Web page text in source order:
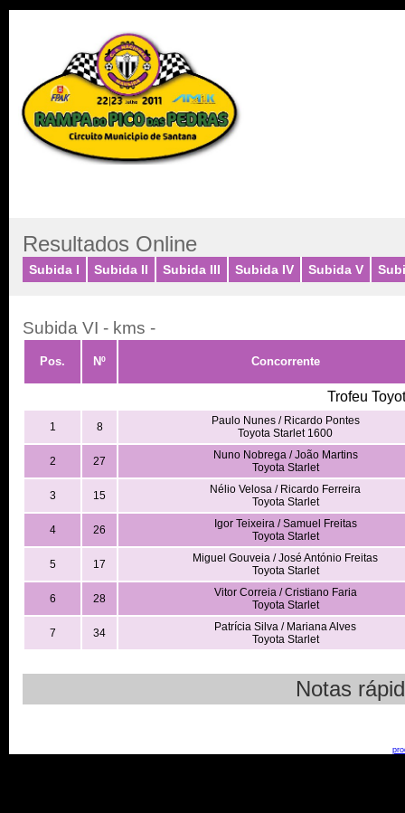
Resultados Online
Subida I Subida II Subida III Subida IV Subida V
Subida VI - kms -
Pos. Nº Concorrente
Trofeu
1 8
Paulo Nunes / Ricardo Pontes
Toyota Starlet 1600
2 27
Nuno Nobrega / João Martins
Toyota Starlet
3 15
Nélio Velosa / Ricardo Ferreira
Toyota Starlet
4 26
Igor Teixeira / Samuel Freitas
Toyota Starlet
5 17
Miguel Gouveia / José António Freitas
Toyota Starlet
6 28
Vitor Correia / Cristiano Faria
Toyota Starlet
7 34
Patrícia Silva / Mariana Alves
Toyota Starlet
Notas